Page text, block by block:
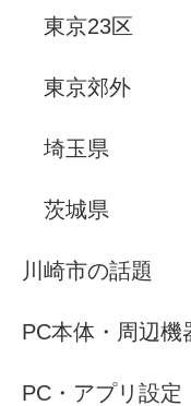
東京23区
東京郊外
埼玉県
茨城県
川崎市の話題
PC本体・周辺機
PC・アプリ設定